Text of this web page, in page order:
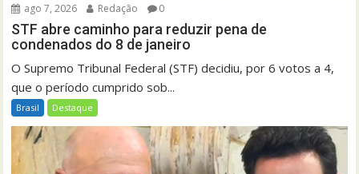
ago 7, 2026 Redação 0
STF abre caminho para reduzir pena de
condenados do 8 de janeiro
O Supremo Tribunal Federal (STF) decidiu, por 6 votos a 4,
que o período cumprido sob...
Brasil Destaque